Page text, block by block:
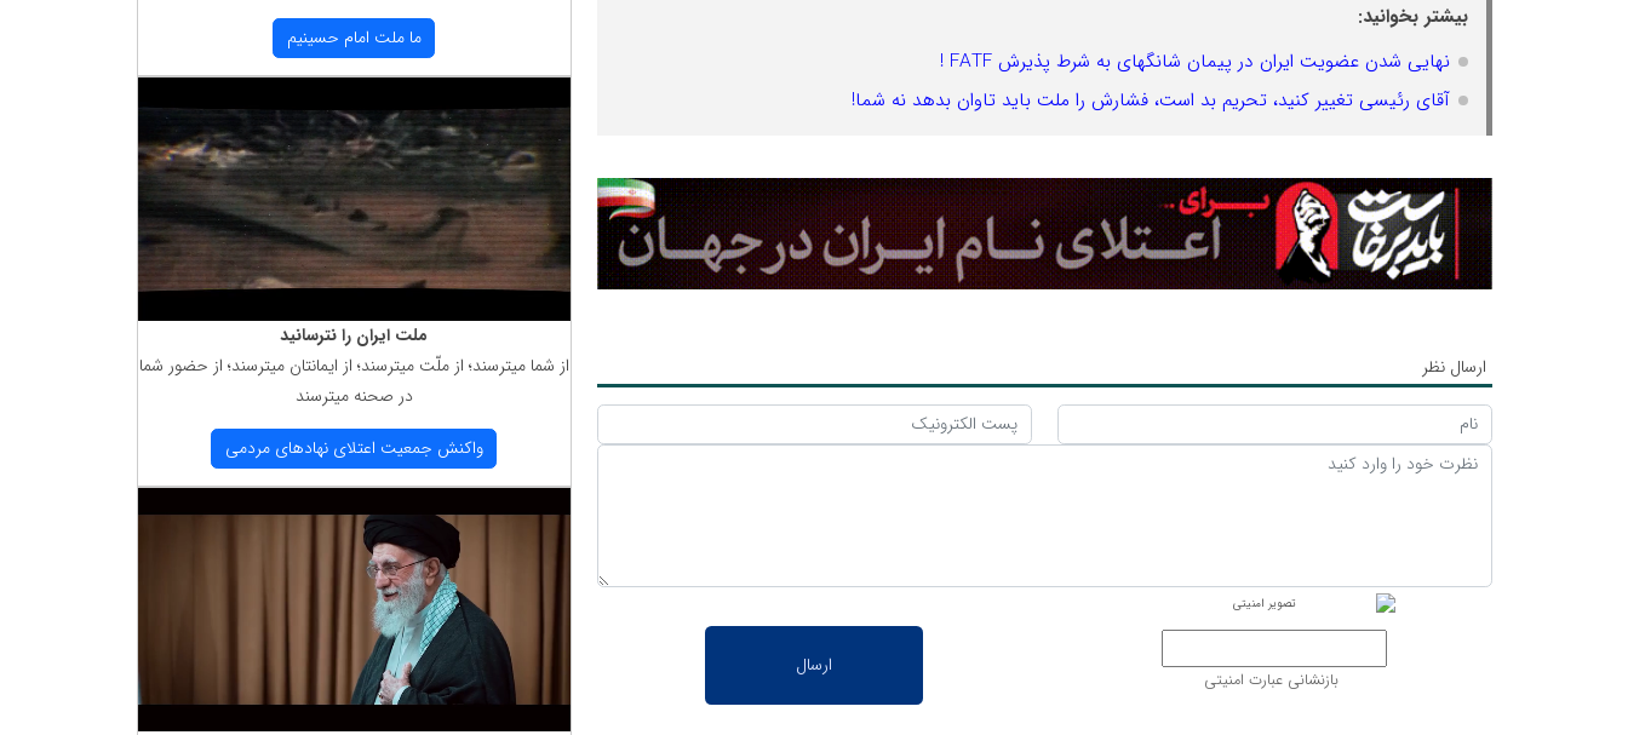
بیشتر بخوانید:
نهایی شدن عضویت ایران در پیمان شانگهای به شرط پذیرش FATF !
آقای رئیسی تغییر کنید، تحریم بد است، فشارش را ملت باید تاوان بدهد نه شما!
ارسال نظر
بازنشانی عبارت امنیتی
ما ملت امام حسینیم
ملت ایران را نترسانید
از شما میترسند؛ از ملّت میترسند؛ از ایمانتان میترسند؛ از حضور شما
در صحنه میترسند
واكنش جمعیت اعتلای نهادهای مردمی